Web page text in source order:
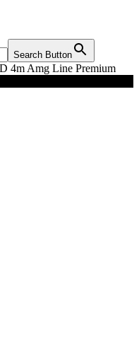
Search Button
4m Amg Line Premium